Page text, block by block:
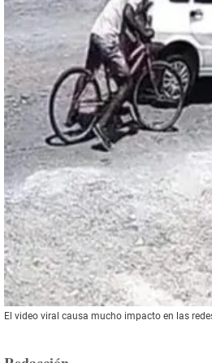
El video viral causa mucho impacto en las